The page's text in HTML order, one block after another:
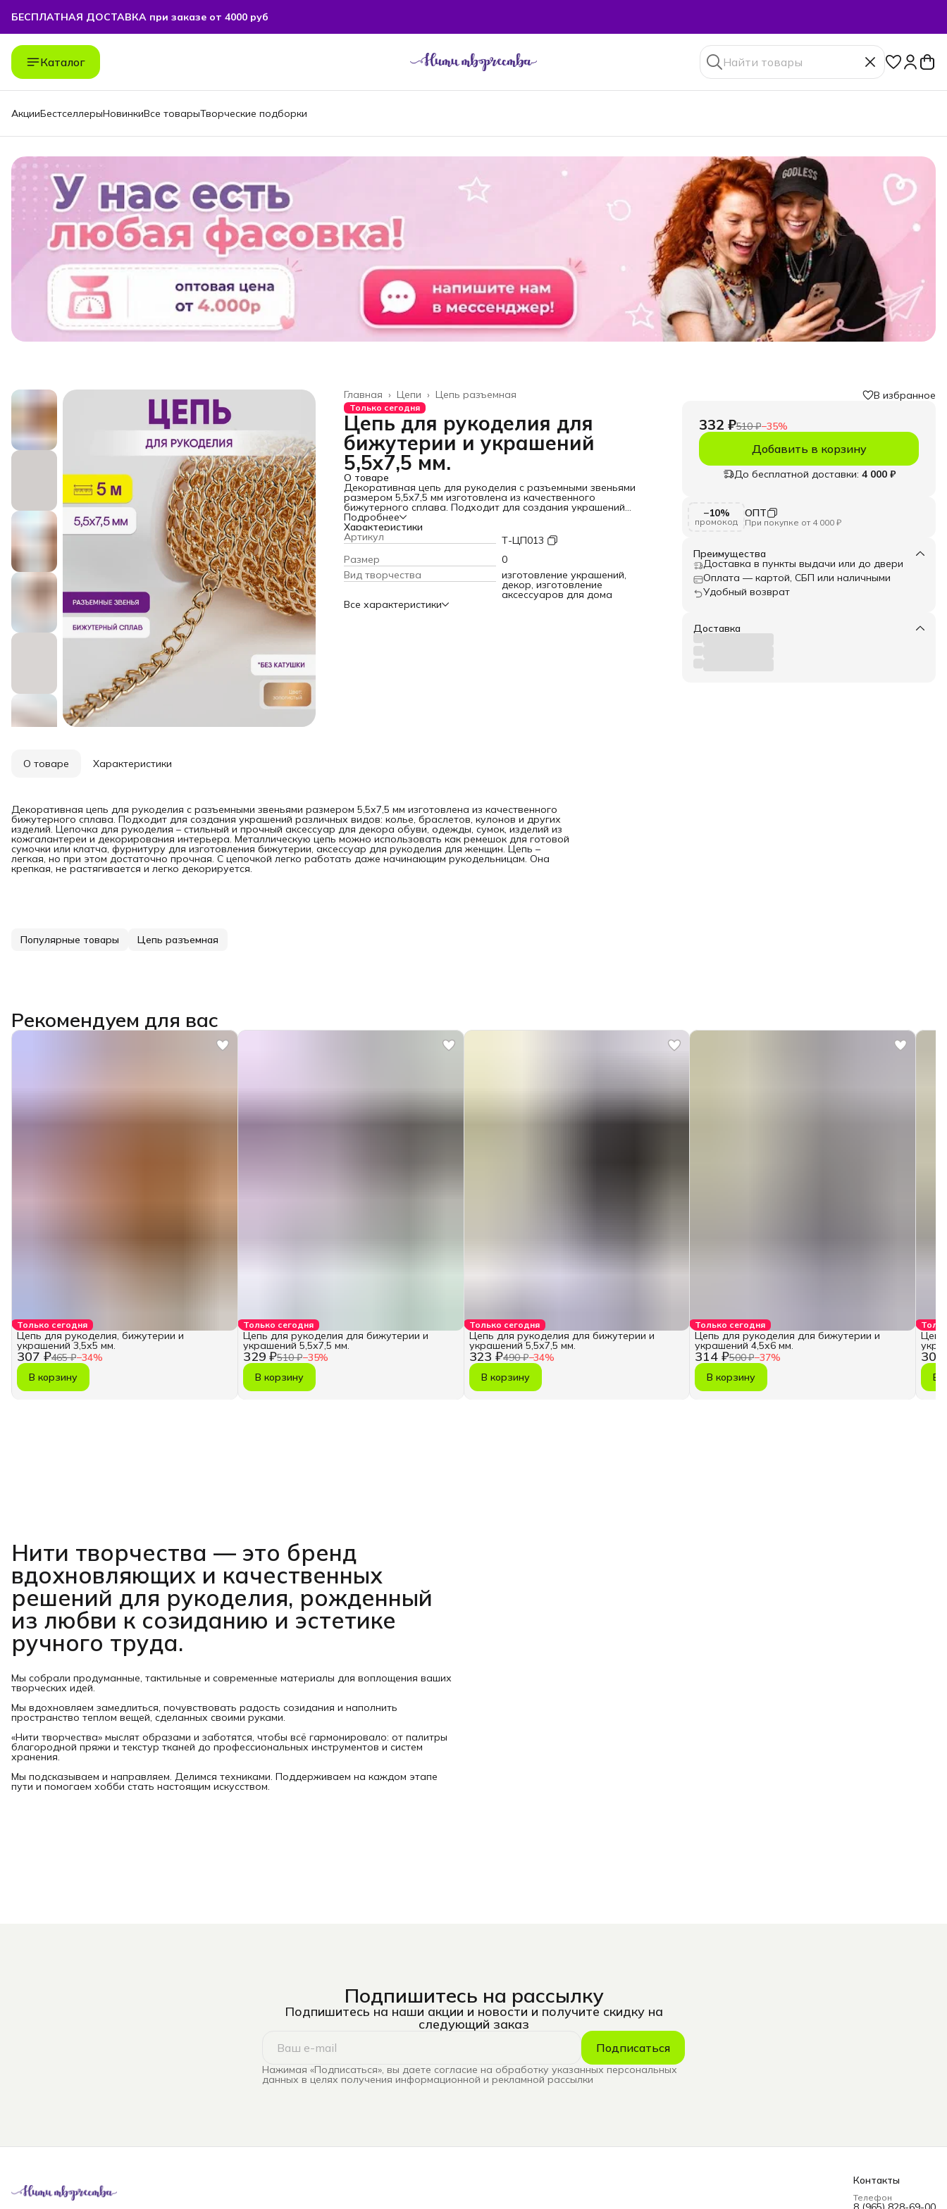
БЕСПЛАТНАЯ ДОСТАВКА при заказе от 4000 руб
БЕСПЛАТНАЯ ДОСТАВКА при заказе от 4000 руб
Каталог
АкцииБестселлерыНовинкиВсе товарыТворческие подборки
Цепь разъемная
Цепи ›
Главная ›
Только сегодня
Цепь для рукоделия для
бижутерии и украшений
5,5х7,5 мм.
О товаре
Декоративная цепь для рукоделия с разъемными звеньями
размером 5,5х7,5 мм изготовлена из качественного
бижутерного сплава. Подходит для создания украшений
различных видов: колье, браслетов, кулонов и других изделий.
Цепочка для рукоделия – стильный и прочный аксессуар для
декора обуви, одежды, сумок, изделий из кожгалантереи и
декорирования интерьера. Металлическую цепь можно
использовать как ремешок для готовой сумочки или клатча,
фурнитуру для изготовления бижутерии, аксессуар для
рукоделия для женщин. Цепь – легкая, но при этом достаточно
прочная. С цепочкой легко работать даже начинающим
рукодельницам. Она крепкая, не растягивается и легко
декорируется.
Подробнее
Характеристики
Артикул
Т-ЦП013
Размер
0
Вид творчества
изготовление украшений,
декор, изготовление
аксессуаров для дома
Все характеристики
В избранное
332 ₽510 ₽−35%
Добавить в корзину
До бесплатной доставки: 4 000 ₽
−10%
промокод
ОПТ
При покупке от 4 000 ₽
Преимущества
Доставка в пункты выдачи или до двери
Оплата — картой, СБП или наличными
Удобный возврат
Доставка
О товаре Характеристики
Декоративная цепь для рукоделия с разъемными звеньями размером 5,5х7,5 мм изготовлена из качественного
бижутерного сплава. Подходит для создания украшений различных видов: колье, браслетов, кулонов и других
изделий. Цепочка для рукоделия – стильный и прочный аксессуар для декора обуви, одежды, сумок, изделий из
кожгалантереи и декорирования интерьера. Металлическую цепь можно использовать как ремешок для готовой
сумочки или клатча, фурнитуру для изготовления бижутерии, аксессуар для рукоделия для женщин. Цепь –
легкая, но при этом достаточно прочная. С цепочкой легко работать даже начинающим рукодельницам. Она
крепкая, не растягивается и легко декорируется.
Популярные товары Цепь разъемная
Рекомендуем для вас
Только сегодня
307 ₽465 ₽−34%
Цепь для рукоделия, бижутерии и
украшений 3,5х5 мм.
В корзину
Только сегодня
329 ₽510 ₽−35%
Цепь для рукоделия для бижутерии и
украшений 5,5х7,5 мм.
В корзину
Только сегодня
323 ₽490 ₽−34%
Цепь для рукоделия для бижутерии и
украшений 5,5х7,5 мм.
В корзину
Только сегодня
314 ₽500 ₽−37%
Цепь для рукоделия для бижутерии и
украшений 4,5х6 мм.
В корзину
302
Цепь
В
Нити творчества — это бренд
вдохновляющих и качественных
решений для рукоделия, рожденный
из любви к созиданию и эстетике
ручного труда.
Мы собрали продуманные, тактильные и современные материалы для воплощения ваших
творческих идей.
Мы вдохновляем замедлиться, почувствовать радость созидания и наполнить
пространство теплом вещей, сделанных своими руками.
«Нити творчества» мыслят образами и заботятся, чтобы всё гармонировало: от палитры
благородной пряжи и текстур тканей до профессиональных инструментов и систем
хранения.
Мы подсказываем и направляем. Делимся техниками. Поддерживаем на каждом этапе
пути и помогаем хобби стать настоящим искусством.
Подпишитесь на рассылку
Подпишитесь на наши акции и новости и получите скидку на
следующий заказ
Подписаться
Нажимая «Подписаться», вы даете согласие на обработку указанных персональных
данных в целях получения информационной и рекламной рассылки
Контакты
Телефон